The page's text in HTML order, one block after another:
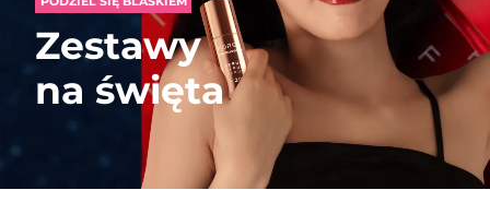
Zestawy
na święta
Moje urządzenia
Moje zamówienia
Moje adresy
FAQ™ Pure Beauty-Tech Elixir
issa™ Teeth Whitening Set
Français
Italiano
Português
Svenska
简体中文 繁體中文
Kraj dostawy